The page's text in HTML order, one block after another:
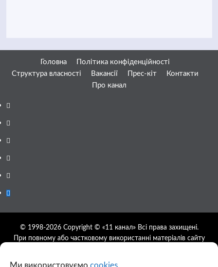
Ми використовуємо cookies
Головна
Політика конфіденційності
Структура власності
Вакансії Прес-кіт
Контакти
Про канал
Facebook
YouTube
Telegram
Instagram
Twitter
Google
© 1998-2026 Copyright © «11 канал» Всі права захищені.
При повному або частковому використанні матеріалів сайту